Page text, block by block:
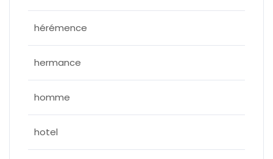
hérémence
hermance
homme
hotel